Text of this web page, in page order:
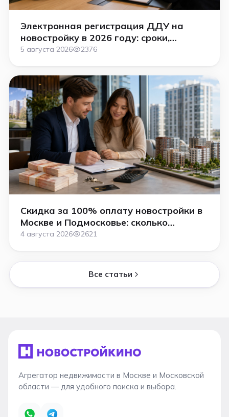
Электронная регистрация ДДУ на
новостройку в 2026 году: сроки,
стоимость и как проходит сделка
5 августа 2026 2376
Скидка за 100% оплату новостройки в
Москве и Подмосковье: сколько
сэкономить в 2026 году
4 августа 2026 2621
Все статьи
Агрегатор недвижимости в Москве и Московской
области — для удобного поиска и выбора.